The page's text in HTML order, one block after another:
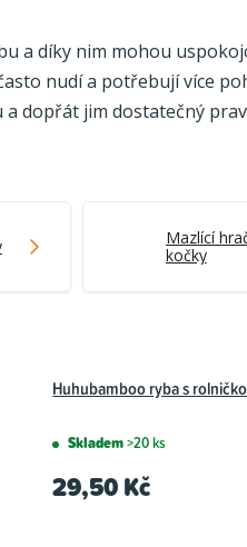
a díky nim mohou
nudí a potřebují více
dopřát jim dostatečný
Mazlící
kočky
Huhubamboo ryba s
Skladem>20 ks
29,50 Kč